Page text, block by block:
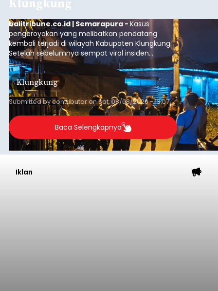
Klungkung
balitribune.co.id | Semarapura -Kasus
pengeroyokan yang melibatkan pendatang
kembali terjadi di wilayah Kabupaten Klungkung.
Setelah sebelumnya sempat viral insiden
keributan di barat Pasar Galiran, peristiwa serupa
kini menimpa seorang pemuda asal Kabupaten
Sumba Barat Daya (SBD), Nusa Tenggara Timur
(NTT).
Klungkung
Submitted bycontributoronSat, 08/08/2026 - 13:07
Baca Selengkapnya
Iklan